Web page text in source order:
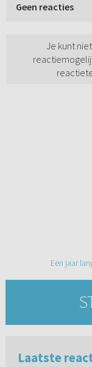
Geen reacties
Je kunt
Een jaar
Laatste